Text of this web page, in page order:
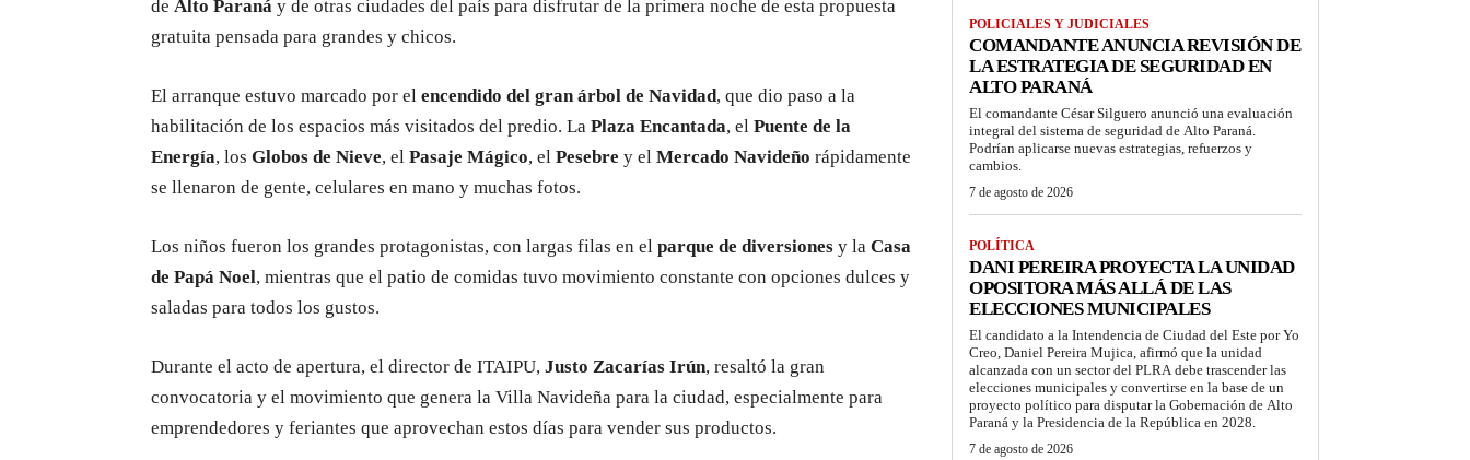
de Alto Paraná y de otras ciudades del país para disfrutar de la primera noche de esta propuesta
gratuita pensada para grandes y chicos.
El arranque estuvo marcado por el encendido del gran árbol de Navidad, que dio paso a la
habilitación de los espacios más visitados del predio. La Plaza Encantada, el Puente de la
Energía, los Globos de Nieve, el Pasaje Mágico, el Pesebre y el Mercado Navideño rápidamente
se llenaron de gente, celulares en mano y muchas fotos.
Los niños fueron los grandes protagonistas, con largas filas en el parque de diversiones y la Casa
de Papá Noel, mientras que el patio de comidas tuvo movimiento constante con opciones dulces y
saladas para todos los gustos.
Durante el acto de apertura, el director de ITAIPU, Justo Zacarías Irún, resaltó la gran
convocatoria y el movimiento que genera la Villa Navideña para la ciudad, especialmente para
emprendedores y feriantes que aprovechan estos días para vender sus productos.
POLICIALES Y JUDICIALES
COMANDANTE ANUNCIA REVISIÓN DE
LA ESTRATEGIA DE SEGURIDAD EN
ALTO PARANÁ
El comandante César Silguero anunció una evaluación
integral del sistema de seguridad de Alto Paraná.
Podrían aplicarse nuevas estrategias, refuerzos y
cambios.
7 de agosto de 2026
POLÍTICA
DANI PEREIRA PROYECTA LA UNIDAD
OPOSITORA MÁS ALLÁ DE LAS
ELECCIONES MUNICIPALES
El candidato a la Intendencia de Ciudad del Este por Yo
Creo, Daniel Pereira Mujica, afirmó que la unidad
alcanzada con un sector del PLRA debe trascender las
elecciones municipales y convertirse en la base de un
proyecto político para disputar la Gobernación de Alto
Paraná y la Presidencia de la República en 2028.
7 de agosto de 2026